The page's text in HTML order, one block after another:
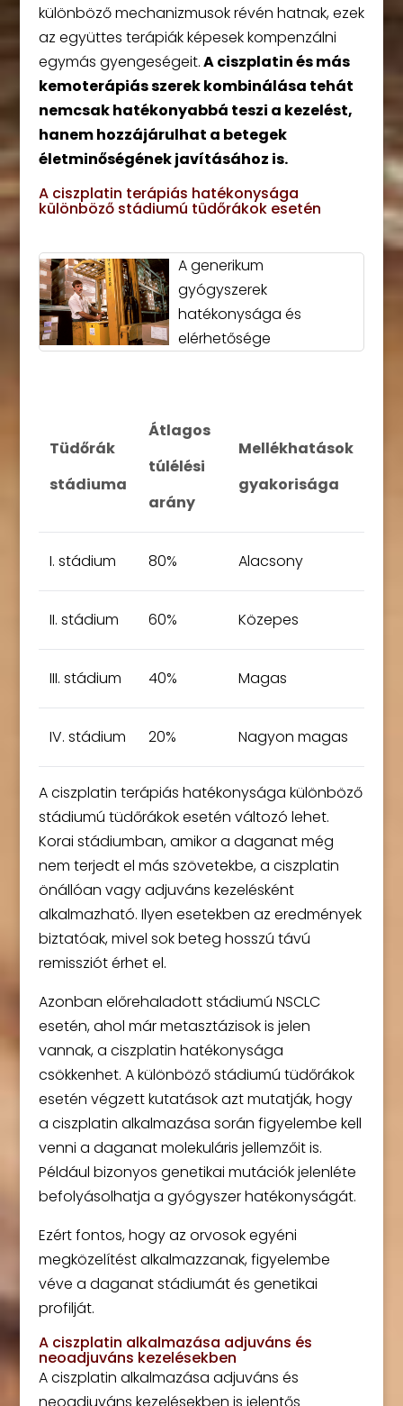
különböző mechanizmusok révén hatnak, ezek
az együttes terápiák képesek kompenzálni
egymás gyengeségeit.A ciszplatin és más
kemoterápiás szerek kombinálása tehát
nemcsak hatékonyabbá teszi a kezelést,
hanem hozzájárulhat a betegek
életminőségének javításához is.
A ciszplatin terápiás hatékonysága
különböző stádiumú tüdőrákok esetén
A generikum
gyógyszerek
hatékonysága és
elérhetősége
Tüdőrák
stádiuma
Átlagos
túlélési
arány
Mellékhatások
gyakorisága
I. stádium 80% Alacsony
II. stádium 60% Közepes
III. stádium 40% Magas
IV. stádium 20% Nagyon magas
A ciszplatin terápiás hatékonysága különböző
stádiumú tüdőrákok esetén változó lehet.
Korai stádiumban, amikor a daganat még
nem terjedt el más szövetekbe, a ciszplatin
önállóan vagy adjuváns kezelésként
alkalmazható. Ilyen esetekben az eredmények
biztatóak, mivel sok beteg hosszú távú
remissziót érhet el.
Azonban előrehaladott stádiumú NSCLC
esetén, ahol már metasztázisok is jelen
vannak, a ciszplatin hatékonysága
csökkenhet. A különböző stádiumú tüdőrákok
esetén végzett kutatások azt mutatják, hogy
a ciszplatin alkalmazása során figyelembe kell
venni a daganat molekuláris jellemzőit is.
Például bizonyos genetikai mutációk jelenléte
befolyásolhatja a gyógyszer hatékonyságát.
Ezért fontos, hogy az orvosok egyéni
megközelítést alkalmazzanak, figyelembe
véve a daganat stádiumát és genetikai
profilját.
A ciszplatin alkalmazása adjuváns és
neoadjuváns kezelésekben
A ciszplatin alkalmazása adjuváns és